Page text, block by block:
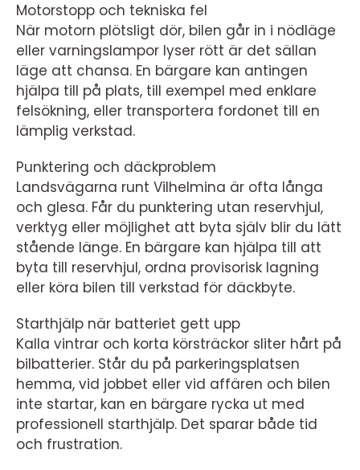
Motorstopp och tekniska fel
När motorn plötsligt dör, bilen går in i nödläge
eller varningslampor lyser rött är det sällan
läge att chansa. En bärgare kan antingen
hjälpa till på plats, till exempel med enklare
felsökning, eller transportera fordonet till en
lämplig verkstad.
Punktering och däckproblem
Landsvägarna runt Vilhelmina är ofta långa
och glesa. Får du punktering utan reservhjul,
verktyg eller möjlighet att byta själv blir du lätt
stående länge. En bärgare kan hjälpa till att
byta till reservhjul, ordna provisorisk lagning
eller köra bilen till verkstad för däckbyte.
Starthjälp när batteriet gett upp
Kalla vintrar och korta körsträckor sliter hårt på
bilbatterier. Står du på parkeringsplatsen
hemma, vid jobbet eller vid affären och bilen
inte startar, kan en bärgare rycka ut med
professionell starthjälp. Det sparar både tid
och frustration.